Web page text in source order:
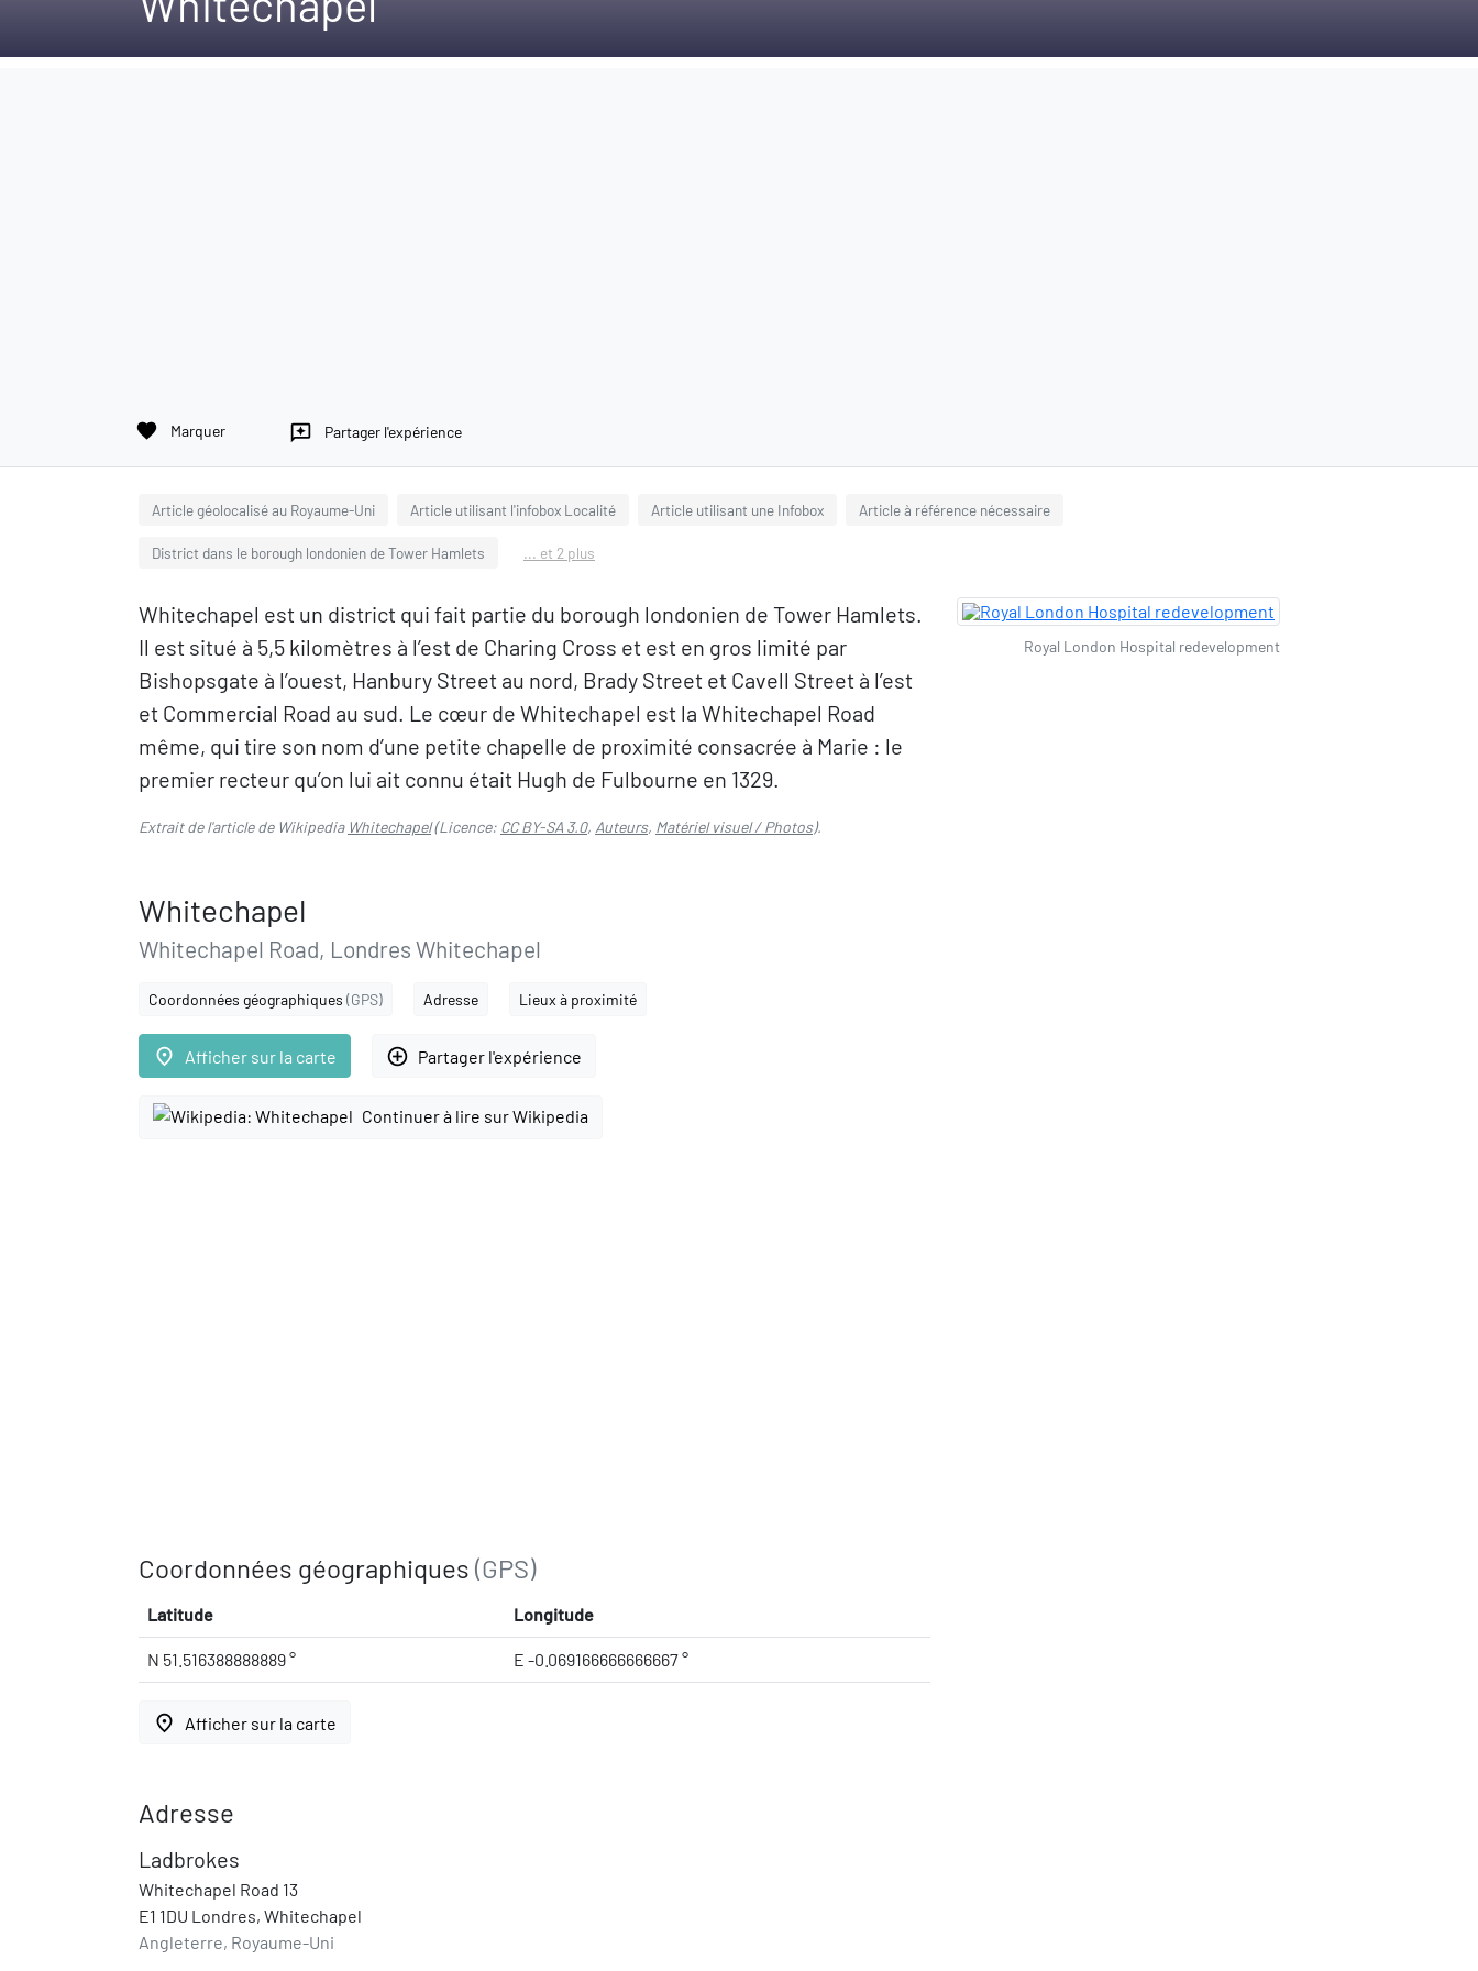
favorite Marquer reviews Partager l'expérience
Article géolocalisé au Royaume-Uni Article utilisant l'infobox Localité Article utilisant une Infobox Article à référence nécessaire
District dans le borough londonien de Tower Hamlets ... et 2 plus
Whitechapel est un district qui fait partie du borough londonien de Tower Hamlets.
Il est situé à 5,5 kilomètres à l’est de Charing Cross et est en gros limité par
Bishopsgate à l’ouest, Hanbury Street au nord, Brady Street et Cavell Street à l’est
et Commercial Road au sud. Le cœur de Whitechapel est la Whitechapel Road
même, qui tire son nom d’une petite chapelle de proximité consacrée à Marie : le
premier recteur qu’on lui ait connu était Hugh de Fulbourne en 1329.
Extrait de l'article de Wikipedia Whitechapel(Licence: CC BY-SA 3.0, Auteurs, Matériel visuel / Photos).
Whitechapel
Whitechapel Road, Londres Whitechapel
Coordonnées géographiques (GPS) Adresse Lieux à proximité
place Afficher sur la carte add_circle_outline Partager l'expérience
Continuer à lire sur Wikipedia
Coordonnées géographiques (GPS)
Latitude Longitude
N 51.516388888889 ° E -0.069166666666667 °
place Afficher sur la carte
Adresse
Ladbrokes
Whitechapel Road 13
E1 1DU Londres, Whitechapel
Angleterre, Royaume-Uni
Royal London Hospital redevelopment